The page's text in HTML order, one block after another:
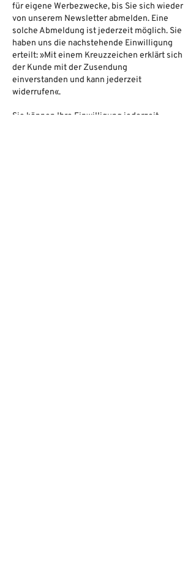
für eigene Werbezwecke, bis Sie sich wieder
von unserem Newsletter abmelden. Eine
solche Abmeldung ist jederzeit möglich. Sie
haben uns die nachstehende Einwilligung
erteilt: »Mit einem Kreuzzeichen erklärt sich
der Kunde mit der Zusendung
einverstanden und kann jederzeit
widerrufen«.
Sie können Ihre Einwilligung jederzeit